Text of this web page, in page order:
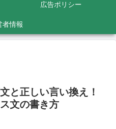
広告ポリシー
者情報
と正しい言い換え！
文の書き方